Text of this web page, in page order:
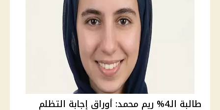
طالبة الـ4% ريم محمد: أوراق إجابة التظلم